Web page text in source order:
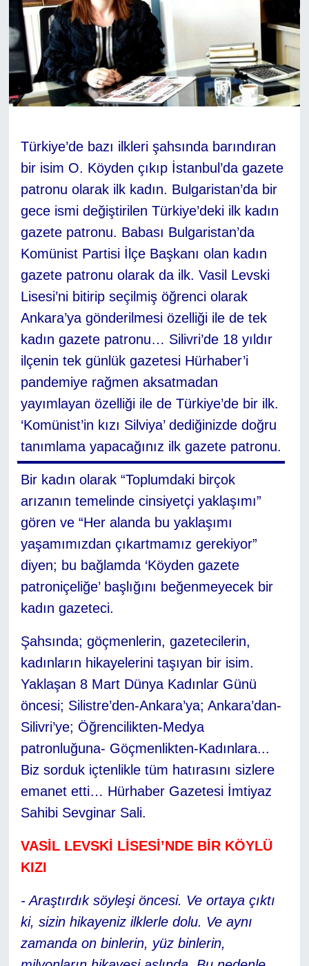
Türkiye’de bazı ilkleri şahsında barındıran
bir isim O. Köyden çıkıp İstanbul’da gazete
patronu olarak ilk kadın. Bulgaristan’da bir
gece ismi değiştirilen Türkiye’deki ilk kadın
gazete patronu. Babası Bulgaristan’da
Komünist Partisi İlçe Başkanı olan kadın
gazete patronu olarak da ilk. Vasil Levski
Lisesi’ni bitirip seçilmiş öğrenci olarak
Ankara’ya gönderilmesi özelliği ile de tek
kadın gazete patronu… Silivri’de 18 yıldır
ilçenin tek günlük gazetesi Hürhaber’i
pandemiye rağmen aksatmadan
yayımlayan özelliği ile de Türkiye’de bir ilk.
‘Komünist’in kızı Silviya’ dediğinizde doğru
tanımlama yapacağınız ilk gazete patronu.
Bir kadın olarak “Toplumdaki birçok
arızanın temelinde cinsiyetçi yaklaşımı”
gören ve “Her alanda bu yaklaşımı
yaşamımızdan çıkartmamız gerekiyor”
diyen; bu bağlamda ‘Köyden gazete
patroniçeliğe’ başlığını beğenmeyecek bir
kadın gazeteci.
Şahsında; göçmenlerin, gazetecilerin,
kadınların hikayelerini taşıyan bir isim.
Yaklaşan 8 Mart Dünya Kadınlar Günü
öncesi; Silistre’den-Ankara’ya; Ankara’dan-
Silivri’ye; Öğrencilikten-Medya
patronluğuna- Göçmenlikten-Kadınlara...
Biz sorduk içtenlikle tüm hatırasını sizlere
emanet etti… Hürhaber Gazetesi İmtiyaz
Sahibi Sevginar Sali.
VASİL LEVSKİ LİSESİ’NDE BİR KÖYLÜ
KIZI
- Araştırdık söyleşi öncesi. Ve ortaya çıktı
ki, sizin hikayeniz ilklerle dolu. Ve aynı
zamanda on binlerin, yüz binlerin,